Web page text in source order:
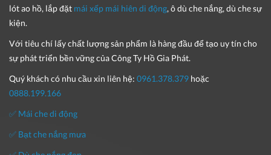
lót ao hồ, lắp đặt mái xếp mái hiên di động, ô dù che nắng, dù che sự
kiện.
Với tiêu chí lấychất lượng sản phẩm là hàng đầu để tạo uy tín cho
sự phát triển bền vững củaCông Ty Hồ Gia Phát.
Quý khách có nhu cầu xin liên hệ: 0961.378.379 hoặc
0888.199.166
✅ Mái che di động
✅ Bạt che nắng mưa